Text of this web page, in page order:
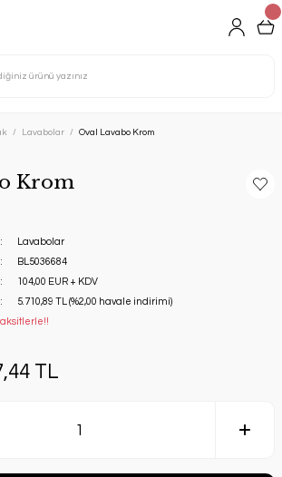
Lavabolar Oval Lavabo Krom
Krom
Lavabolar
BL5036684
104,00 EUR + KDV
5.710,89 TL (%2,00 havale indirimi)
TL